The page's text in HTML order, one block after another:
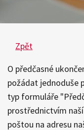
Zpět
O předčasné
požádat jednoduše
typ formuláře
prostřednictvím
poštou na adresu